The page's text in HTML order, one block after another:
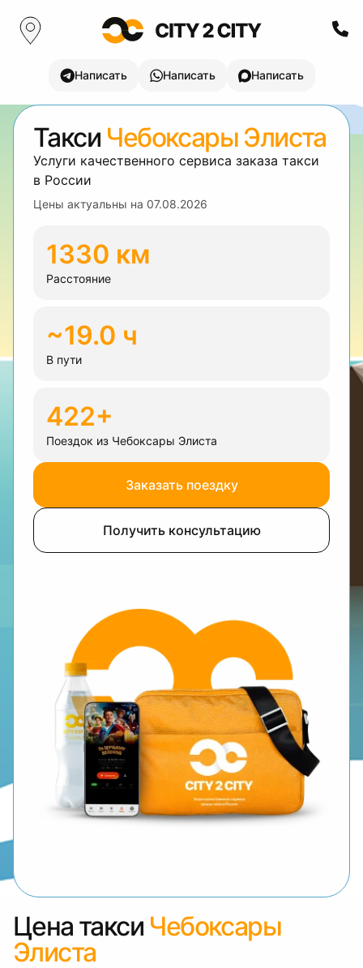
Написать Написать Написать
Такси Чебоксары Элиста
Услуги качественного сервиса заказа такси
в России
Цены актуальны на 07.08.2026
1330 км
Расстояние
~19.0 ч
В пути
422+
Поездок из Чебоксары Элиста
Заказать поездку
Получить консультацию
Цена такси Чебоксары
Элиста